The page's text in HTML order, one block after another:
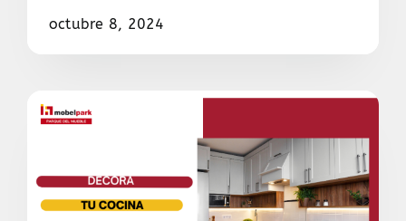
octubre 8, 2024